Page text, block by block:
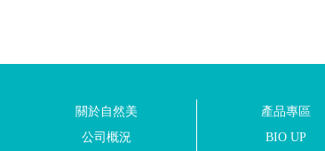
關於自然美
公司概況
產品專區
BIO UP